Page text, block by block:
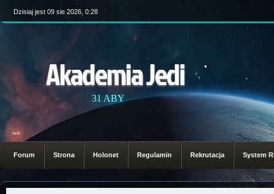
Dzisiaj jest 09 sie 2026, 0:28
Akademia Jedi
31 ABY
Forum Strona Holonet Regulamin Rekrutacja System